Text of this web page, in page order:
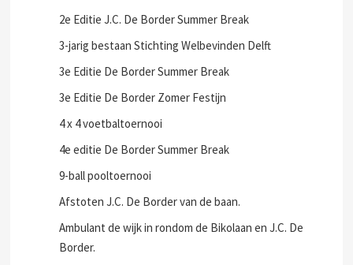
2e Editie J.C. De Border Summer Break
3-jarig bestaan Stichting Welbevinden Delft
3e Editie De Border Summer Break
3e Editie De Border Zomer Festijn
4 x 4 voetbaltoernooi
4e editie De Border Summer Break
9-ball pooltoernooi
Afstoten J.C. De Border van de baan.
Ambulant de wijk in rondom de Bikolaan en J.C. De
Border.